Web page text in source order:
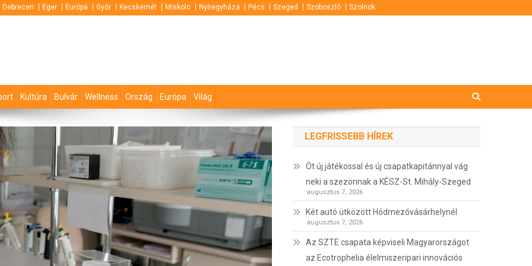
Debrecen Eger Európa Győr Kecskemét Miskolc Nyíregyháza Pécs Szeged Szoboszló Szolnok
Kultúra Bulvár Wellness Ország Európa Világ
LEGFRISSEBB HÍREK
Öt új játékossal és új csapatkapitánnyal vág
neki a szezonnak a KÉSZ-St. Mihály-Szeged
augusztus 7, 2026
Két autó ütközött Hódmezővásárhelynél
augusztus 7, 2026
Az SZTE csapata képviseli Magyarországot
az Ecotrophelia élelmiszeripari innovációs